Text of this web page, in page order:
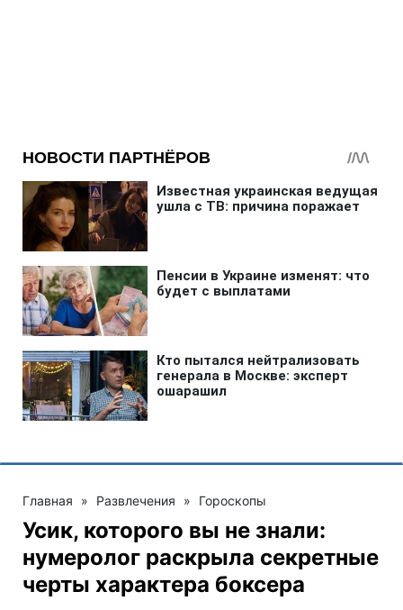
Главная » Развлечения » Гороскопы
Усик, которого вы не знали:
нумеролог раскрыла секретные
черты характера боксера